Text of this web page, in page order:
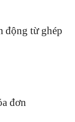
từ ghép
đơn